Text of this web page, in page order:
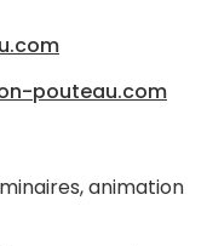
pouteau.com
animation